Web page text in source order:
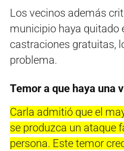
Los vecinos además
municipio haya quitado
castraciones gratuitas,
problema.
Temor a que haya una
Carla admitió que el
se produzca un ataque
persona. Este temor